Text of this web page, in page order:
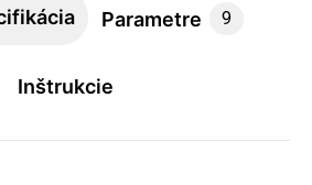
Parametre 9
Inštrukcie